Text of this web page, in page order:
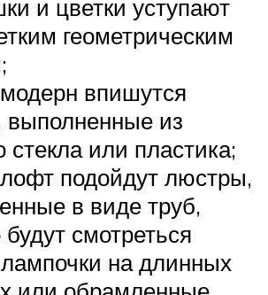
и цветки уступают
геометрическим
впишутся
из
стекла или пластика;
подойдут люстры,
в виде труб,
смотреться
лампочки на длинных